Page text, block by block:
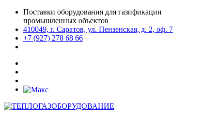
Поставки оборудования для газификации
промышленных объектов
410049, г. Саратов, ул. Пензенская, д. 2, оф. 7
+7 (927) 278 68 66